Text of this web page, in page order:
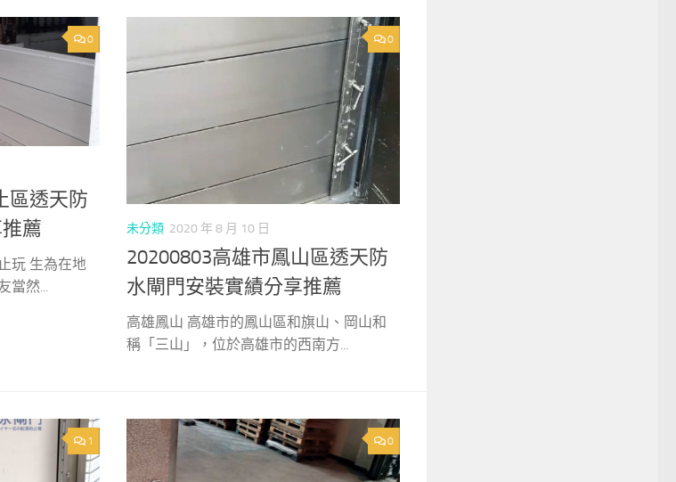
0
區透天防
薦
玩 生為在地
當然...
0
未分類 2020 年 8 月 10 日
20200803高雄市鳳山區透天防
水閘門安裝實績分享推薦
高雄鳳山 高雄市的鳳山區和旗山、岡山和
稱「三山」，位於高雄市的西南方...
1 0